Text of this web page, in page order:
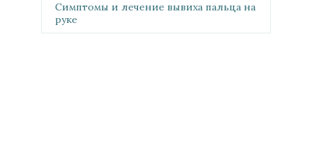
Симптомы и лечение вывиха пальца на
руке